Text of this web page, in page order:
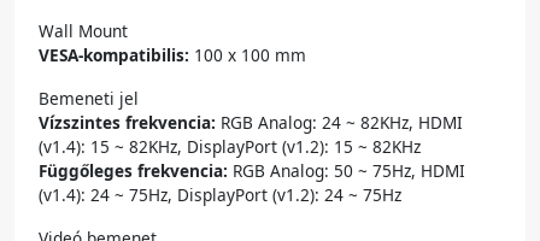
Wall Mount
VESA-kompatibilis: 100 x 100 mm
Bemeneti jel
Vízszintes frekvencia: RGB Analog: 24 ~ 82KHz, HDMI
(v1.4): 15 ~ 82KHz, DisplayPort (v1.2): 15 ~ 82KHz
Függőleges frekvencia: RGB Analog: 50 ~ 75Hz, HDMI
(v1.4): 24 ~ 75Hz, DisplayPort (v1.2): 24 ~ 75Hz